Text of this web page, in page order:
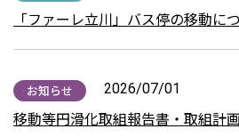
「ファーレ立川」バス停の移動に
2026/07/01
お知らせ
移動等円滑化取組報告書・取組計